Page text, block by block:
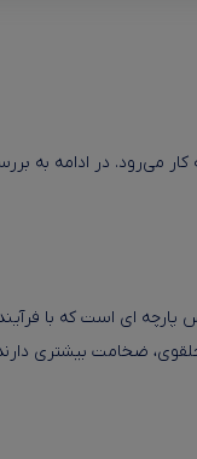
می‌رود. در ادامه به
ای است که با
ضخامت بیشتری